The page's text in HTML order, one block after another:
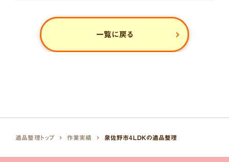
一覧に戻る
遺品整理トップ 作業実績 泉佐野市4LDKの遺品整理